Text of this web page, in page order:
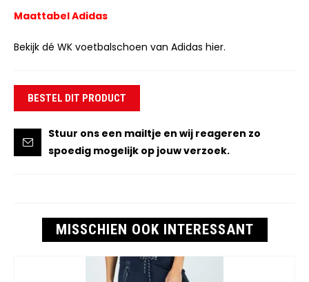
Maattabel Adidas
Bekijk dé WK voetbalschoen van Adidas hier.
BESTEL DIT PRODUCT
Stuur ons een mailtje en wij reageren zo
spoedig mogelijk op jouw verzoek.
MISSCHIEN OOK INTERESSANT